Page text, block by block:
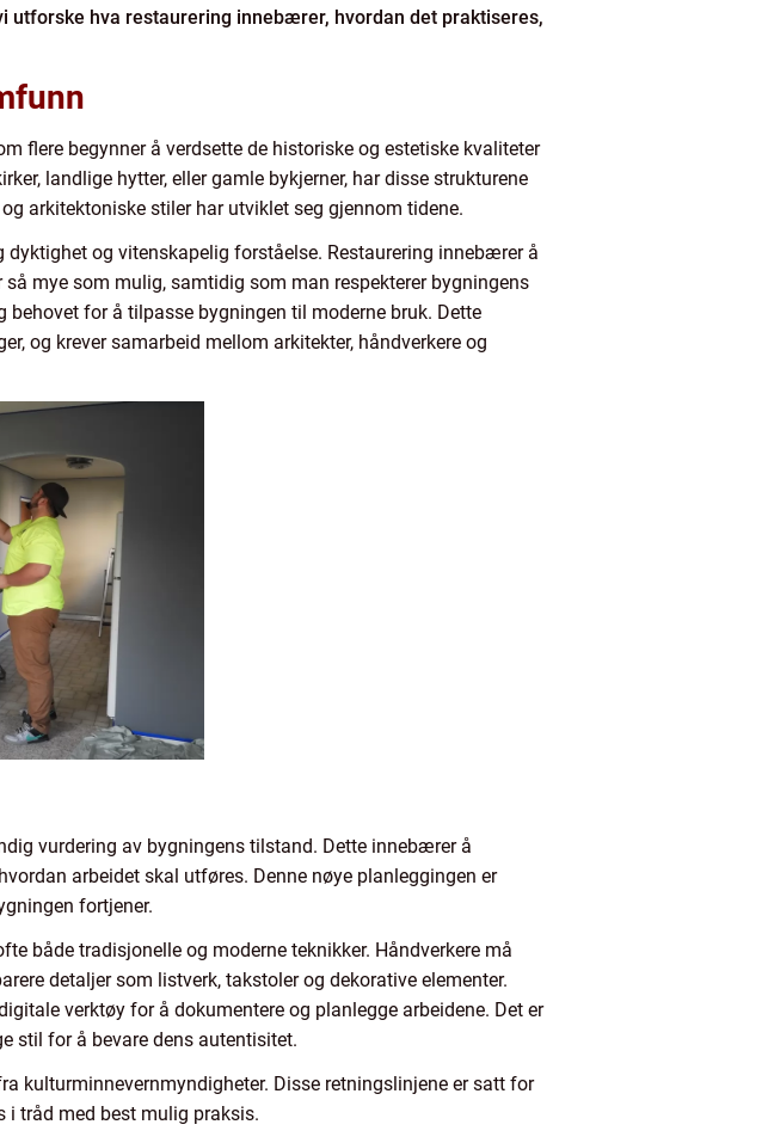
hva restaurering innebærer, hvordan det praktiseres,
flere begynner å verdsette de historiske og estetiske kvaliteter
landlige hytter, eller gamle bykjerner, har disse strukturene
arkitektoniske stiler har utviklet seg gjennom tidene.
og vitenskapelig forståelse. Restaurering innebærer å
mye som mulig, samtidig som man respekterer bygningens
for å tilpasse bygningen til moderne bruk. Dette
og krever samarbeid mellom arkitekter, håndverkere og
vurdering av bygningens tilstand. Dette innebærer å
arbeidet skal utføres. Denne nøye planleggingen er
fortjener.
både tradisjonelle og moderne teknikker. Håndverkere må
detaljer som listverk, takstoler og dekorative elementer.
verktøy for å dokumentere og planlegge arbeidene. Det er
stil for å bevare dens autentisitet.
kulturminnevernmyndigheter. Disse retningslinjene er satt for
i tråd med best mulig praksis.